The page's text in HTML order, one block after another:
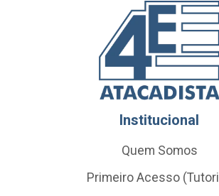
Institucional
Quem Somos
Primeiro Acesso